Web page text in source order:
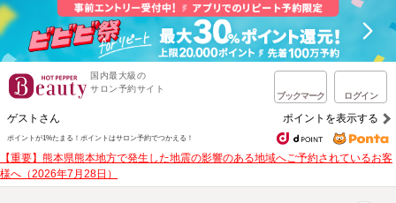
国内最大級の
サロン予約サイト
ブックマーク ログイン
ゲストさん ポイントを表示する
ポイントが1%たまる！ ポイントはサロン予約でつかえる！
【重要】熊本県熊本地方で発生した地震の影響のある地域へご予約されているお客
様へ（2026年7月28日）